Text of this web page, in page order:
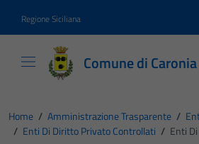
Regione Siciliana
Comune di Caronia
Home / Amministrazione Trasparente /
/ Enti Di Diritto Privato Controllati / Enti